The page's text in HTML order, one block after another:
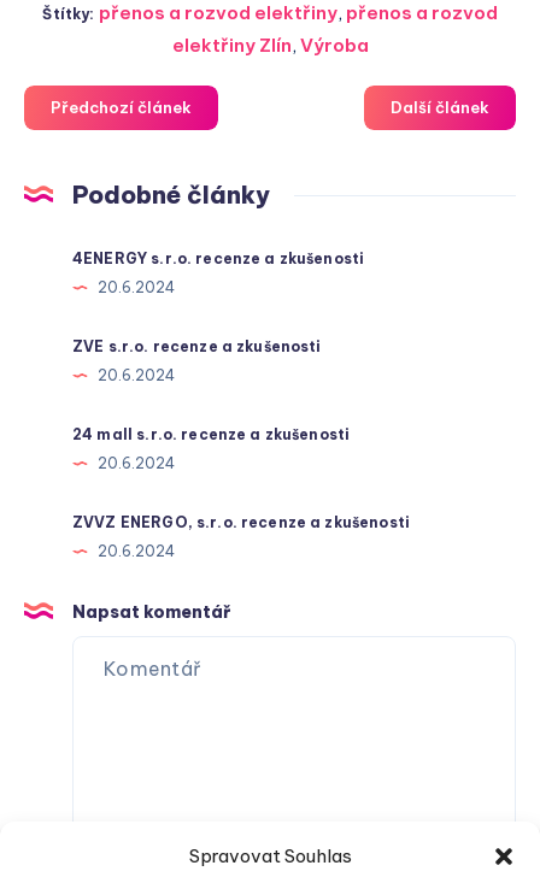
Spravovat Souhlas
Štítky: přenos a rozvod elektřiny, přenos a rozvod
elektřiny Zlín, Výroba
Předchozí článek Další článek
Podobné články
4ENERGY s.r.o. recenze a zkušenosti
20.6.2024
ZVE s.r.o. recenze a zkušenosti
20.6.2024
24 mall s.r.o. recenze a zkušenosti
20.6.2024
ZVVZ ENERGO, s.r.o. recenze a zkušenosti
20.6.2024
Napsat komentář